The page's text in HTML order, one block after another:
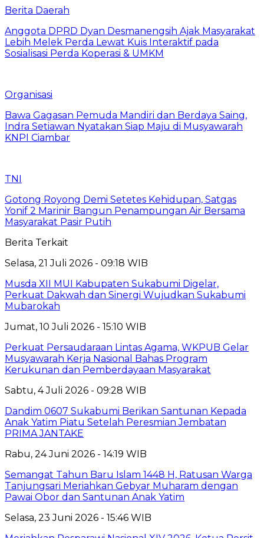
Berita Daerah
Anggota DPRD Dyan Desmanengsih Ajak Masyarakat
Lebih Melek Perda Lewat Kuis Interaktif pada
Sosialisasi Perda Koperasi & UMKM
Organisasi
Bawa Gagasan Pemuda Mandiri dan Berdaya Saing,
Indra Setiawan Nyatakan Siap Maju di Musyawarah
KNPI Ciambar
TNI
Gotong Royong Demi Setetes Kehidupan, Satgas
Yonif 2 Marinir Bangun Penampungan Air Bersama
Masyarakat Pasir Putih
Berita Terkait
Selasa, 21 Juli 2026 - 09:18 WIB
Musda XII MUI Kabupaten Sukabumi Digelar,
Perkuat Dakwah dan Sinergi Wujudkan Sukabumi
Mubarokah
Jumat, 10 Juli 2026 - 15:10 WIB
Perkuat Persaudaraan Lintas Agama, WKPUB Gelar
Musyawarah Kerja Nasional Bahas Program
Kerukunan dan Pemberdayaan Masyarakat
Sabtu, 4 Juli 2026 - 09:28 WIB
Dandim 0607 Sukabumi Berikan Santunan Kepada
Anak Yatim Piatu Setelah Peresmian Jembatan
PRIMA JANTAKE
Rabu, 24 Juni 2026 - 14:19 WIB
Semangat Tahun Baru Islam 1448 H, Ratusan Warga
Tanjungsari Meriahkan Gebyar Muharam dengan
Pawai Obor dan Santunan Anak Yatim
Selasa, 23 Juni 2026 - 15:46 WIB